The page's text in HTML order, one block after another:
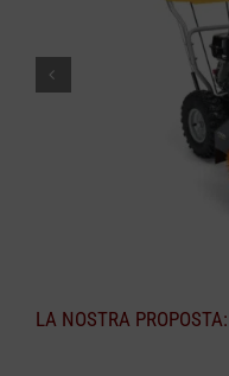
CARRELLO
LA NOSTRA PROPOSTA: